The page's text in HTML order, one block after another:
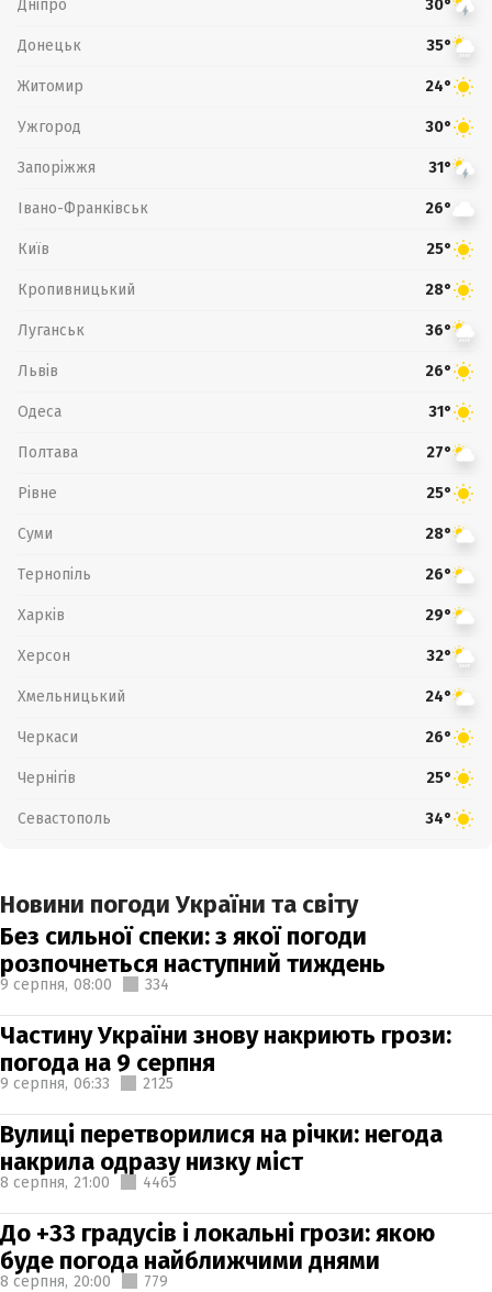
Дніпро 30°
Донецьк 35°
Житомир 24°
Ужгород 30°
Запоріжжя 31°
Івано-Франківськ 26°
Київ 25°
Кропивницький 28°
Луганськ 36°
Львів 26°
Одеса 31°
Полтава 27°
Рівне 25°
Суми 28°
Тернопіль 26°
Харків 29°
Херсон 32°
Хмельницький 24°
Черкаси 26°
Чернігів 25°
Севастополь 34°
Новини погоди України та світу
Без сильної спеки: з якої погоди
розпочнеться наступний тиждень
9 серпня, 08:00 334
Частину України знову накриють грози:
погода на 9 серпня
9 серпня, 06:33 2125
Вулиці перетворилися на річки: негода
накрила одразу низку міст
8 серпня, 21:00 4465
До +33 градусів і локальні грози: якою
буде погода найближчими днями
8 серпня, 20:00 779